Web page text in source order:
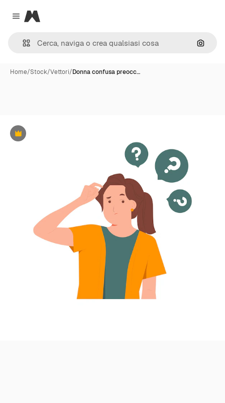
Close menu
Magnific
Cerca
Home/Stock/Vettori/Donna confusa preocc…
Premium